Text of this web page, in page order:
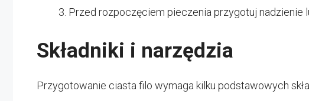
Przed rozpoczęciem pieczenia przygotuj nadzienie
Składniki i narzędzia
Przygotowanie ciasta filo wymaga kilku podstawowych